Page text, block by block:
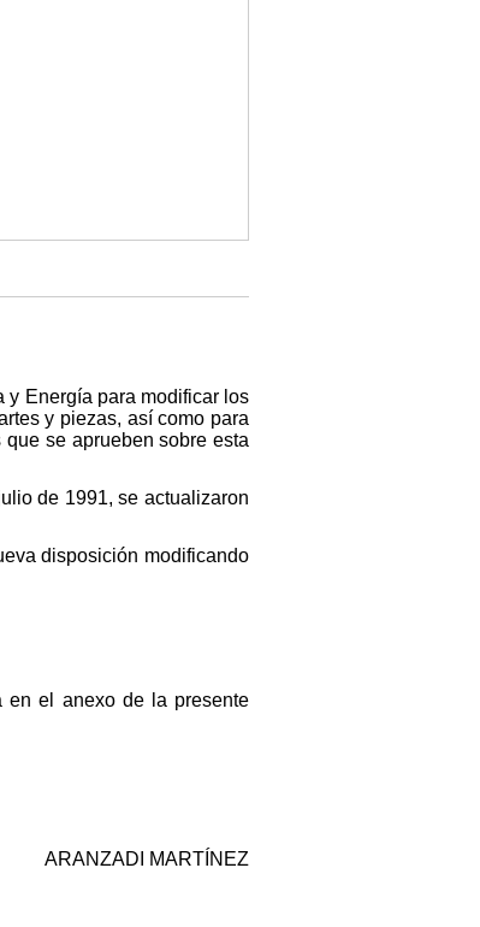
y Energía para modificar los
y piezas, así como para
se aprueben sobre esta
de 1991, se actualizaron
disposición modificando
en el anexo de la presente
ARANZADI MARTÍNEZ